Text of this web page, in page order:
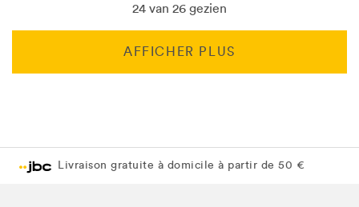
24 van 26 gezien
AFFICHER PLUS
Livraison gratuite en magasin JBC
Livraison gratuite en magasin JBC